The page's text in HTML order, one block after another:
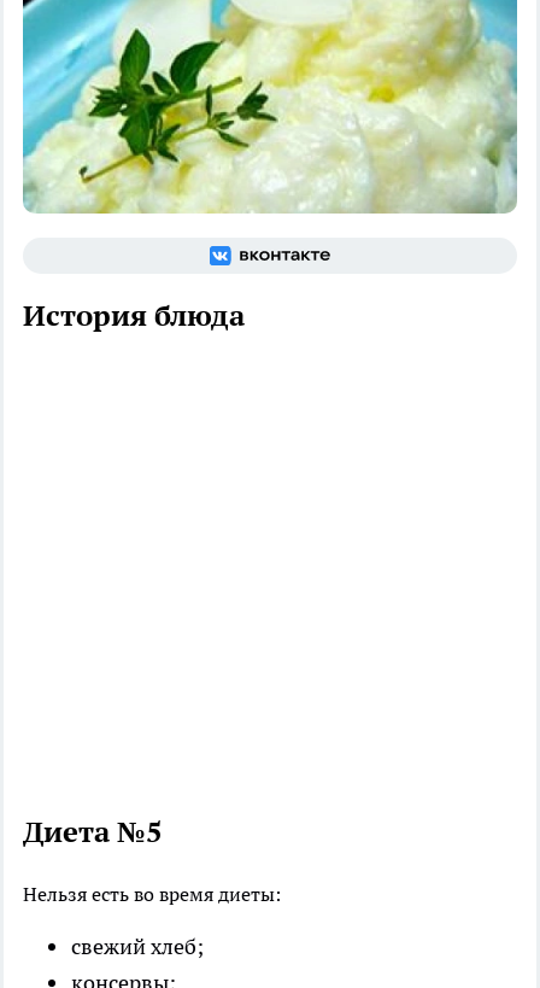
История блюда
Диета №5
Нельзя есть во время диеты:
свежий хлеб;
консервы;